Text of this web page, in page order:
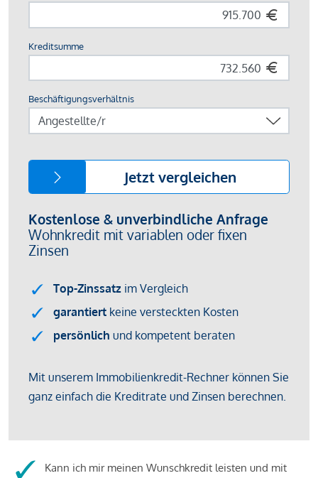
Kann ich mir meinen Wunschkredit leisten und mit